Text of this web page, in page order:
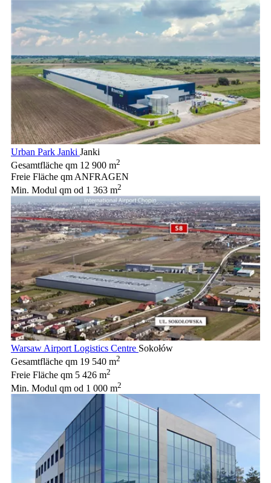
Urban Park Janki Janki
Gesamtfläche qm 12 900 m2
Freie Fläche qm ANFRAGEN
Min. Modul qm od 1 363 m2
Warsaw Airport Logistics Centre Sokołów
Gesamtfläche qm 19 540 m2
Freie Fläche qm 5 426 m2
Min. Modul qm od 1 000 m2